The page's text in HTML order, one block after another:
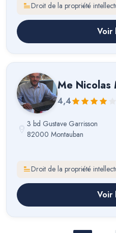
Droit de la propriété
Voir
Me Nicolas
4,4
3 bd Gustave Garrisson
82000 Montauban
Droit de la propriété
Voir